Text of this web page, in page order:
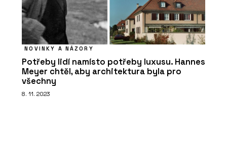
NOVINKY A NÁZORY
Potřeby lidí namísto potřeby luxusu. Hannes
Meyer chtěl, aby architektura byla pro
všechny
8. 11. 2023